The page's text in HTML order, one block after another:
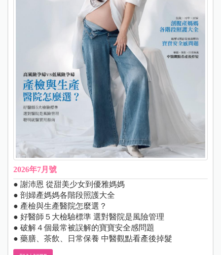
2026年7月號
● 謝沛恩 從甜美少女到優雅媽媽
● 剖婦產媽媽各階段照護大全
● 產檢與生產醫院怎麼選？
● 好醫師５大檢驗標準 選對醫院是風險管理
● 破解４個最常被誤解的寶寶安全感問題
● 藥膳、茶飲、日常保養 中醫觀點看產後掉髮